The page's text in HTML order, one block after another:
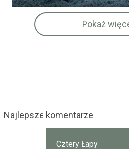
Pokaż
Najlepsze komentarze
Cztery Łapy